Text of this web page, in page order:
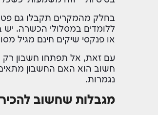
ללומדים במסלולי הכשרה. יש
או פנקסי שיקים חינם מגיל
עם זאת, אל תפתחו חשבון
חשוב הוא האם החשבון
נגמרות.
מגבלות שחשוב